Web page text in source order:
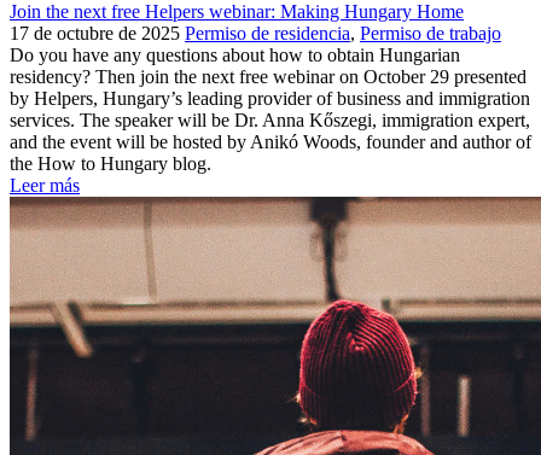
Join the next free Helpers webinar: Making Hungary Home
17 de octubre de 2025 Permiso de residencia, Permiso de trabajo
Do you have any questions about how to obtain Hungarian
residency? Then join the next free webinar on October 29 presented
by Helpers, Hungary’s leading provider of business and immigration
services. The speaker will be Dr. Anna Kőszegi, immigration expert,
and the event will be hosted by Anikó Woods, founder and author of
the How to Hungary blog.
Leer más